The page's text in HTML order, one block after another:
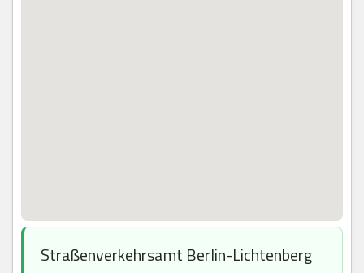
Straßenverkehrsamt Berlin-Lichtenberg